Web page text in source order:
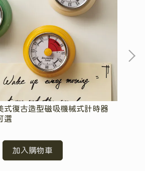
式復古造型磁吸機械式計時器
選
加入購物車